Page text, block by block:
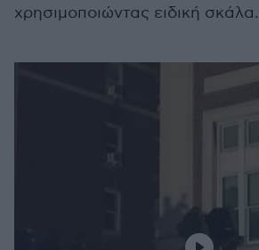
χρησιμοποιώντας ειδική σκάλα.